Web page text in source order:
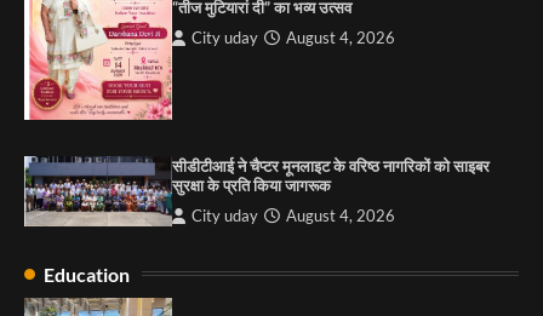
2
कश्मीर तक किया आगाज़, राष्ट्रीय एकता को मिलेगा नया
आयाम
3
City uday August 6, 2025
“तीज मुटियारां दी” का भव्य उत्सव
City uday August 4, 2026
सीडीटीआई ने चैप्टर मूनलाइट के वरिष्ठ नागरिकों को साइबर
सुरक्षा के प्रति किया जागरूक
City uday August 4, 2026
Education